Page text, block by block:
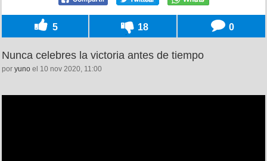
5 18 0
Nunca celebres la victoria antes de tiempo
por yuno el 10 nov 2020, 11:00